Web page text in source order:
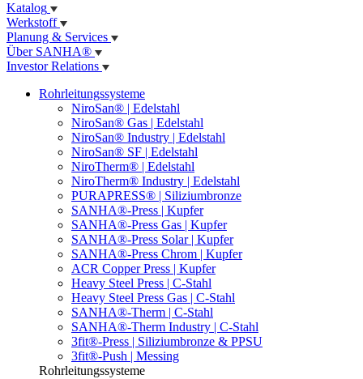
Katalog
Werkstoff
Planung & Services
Über SANHA®
Investor Relations
Rohrleitungssysteme
NiroSan® | Edelstahl
NiroSan® Gas | Edelstahl
NiroSan® Industry | Edelstahl
NiroSan® SF | Edelstahl
NiroTherm® | Edelstahl
NiroTherm® Industry | Edelstahl
PURAPRESS® | Siliziumbronze
SANHA®-Press | Kupfer
SANHA®-Press Gas | Kupfer
SANHA®-Press Solar | Kupfer
SANHA®-Press Chrom | Kupfer
ACR Copper Press | Kupfer
Heavy Steel Press | C-Stahl
Heavy Steel Press Gas | C-Stahl
SANHA®-Therm | C-Stahl
SANHA®-Therm Industry | C-Stahl
3fit®-Press | Siliziumbronze & PPSU
3fit®-Push | Messing
Rohrleitungssysteme